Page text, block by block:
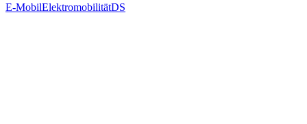
E-MobilElektromobilitätDS